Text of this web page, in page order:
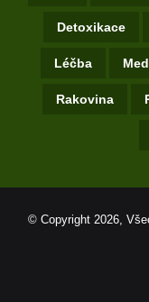
Detoxikace
Léčba Med
Rakovina
© Copyright 2026,